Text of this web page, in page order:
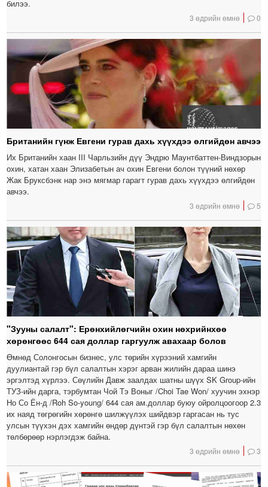
билээ.
3 өдрийн өмнө 0
Британийн гүнж Евгени гурав дахь хүүхдээ өлгийдөн авчээ
Их Британийн хаан III Чарльзийн дүү Эндрю Маунтбаттен-Виндзорын
охин, хатан хаан Элизабетын ач охин Евгени болон түүний нөхөр
Жак Бруксбэнк нар энэ мягмар гарагт гурав дахь хүүхдээ өлгийдөн
авчээ.
3 өдрийн өмнө 5
"Зууны салалт": Ерөнхийлөгчийн охин нөхрийнхөө
хөрөнгөөс 644 сая доллар гаргуулж авахаар болов
Өмнөд Солонгосын бизнес, улс төрийн хүрээний хамгийн
дуулиантай гэр бүл салалтын хэрэг арван жилийн дараа шинэ
эргэлтэд хүрлээ. Сөүлийн Давж заалдах шатны шүүх SK Group-ийн
ТУЗ-ийн дарга, тэрбумтан Чой Тэ Воныг /Choi Tae Won/ хуучин эхнэр
Но Со Ён-д /Roh So-young/ 644 сая ам.доллар буюу ойролцоогоор 2.3
их наяд төгрөгийн хөрөнгө шилжүүлэх шийдвэр гаргасан нь тус
улсын түүхэн дэх хамгийн өндөр дүнтэй гэр бүл салалтын нөхөн
төлбөрөөр нэрлэгдэж байна.
3 өдрийн өмнө 3